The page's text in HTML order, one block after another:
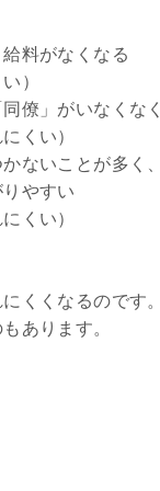
料がなくなる
）
僚」がいなくな
くい）
ないことが多く、
やすい
くい）
くくなるのです。
あります。